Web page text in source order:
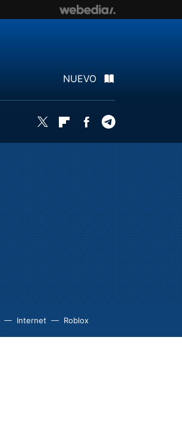
NUEVO
Twitter FlipboardFacebook
Internet Roblox